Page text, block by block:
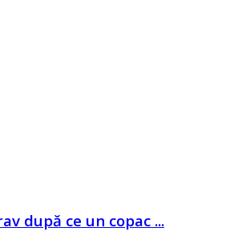
după ce un copac ...